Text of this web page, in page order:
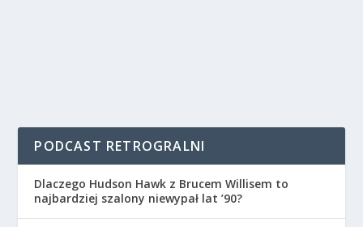
PODCAST RETROGRALNI
Dlaczego Hudson Hawk z Brucem Willisem to
najbardziej szalony niewypał lat ’90?